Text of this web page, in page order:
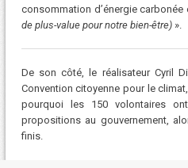
consommation d’énergie carbonée
de plus-value pour notre bien-être)».
De son côté, le réalisateur Cyril
Convention citoyenne pour le
pourquoi les 150 volontaires
propositions au gouvernement,
finis.